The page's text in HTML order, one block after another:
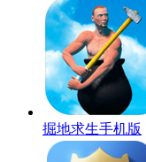
掘地求生手机版